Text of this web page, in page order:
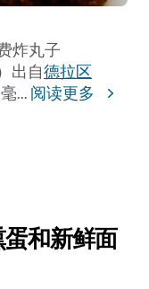
炸丸子
出自德拉区
...阅读更多
蛋和新鲜面